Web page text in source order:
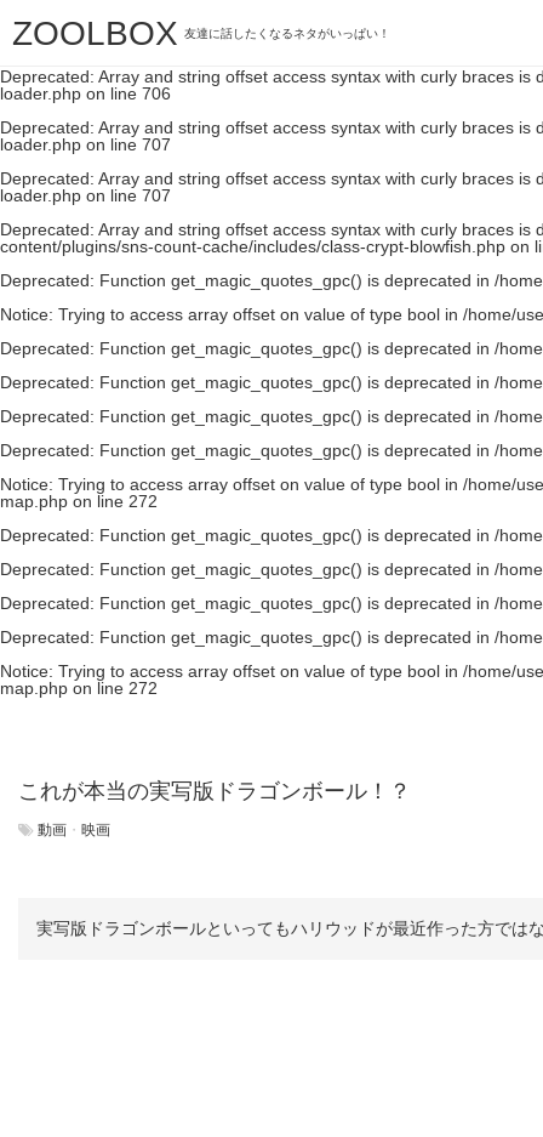
Deprecated: Array and string offset access syntax with curly braces is
loader.phpon line706
Deprecated: Array and string offset access syntax with curly braces is
loader.php on line 706
Deprecated: Array and string offset access syntax with curly braces is
loader.php on line 707
Deprecated: Array and string offset access syntax with curly braces is
loader.php on line 707
Deprecated: Array and string offset access syntax with curly braces is
content/plugins/sns-count-cache/includes/class-crypt-blowfish.php on
Deprecated: Function get_magic_quotes_gpc() is deprecated in /
Notice: Trying to access array offset on value of type bool in /home/
Deprecated: Function get_magic_quotes_gpc() is deprecated in /
Deprecated: Function get_magic_quotes_gpc() is deprecated in /
Deprecated: Function get_magic_quotes_gpc() is deprecated in /
Deprecated: Function get_magic_quotes_gpc() is deprecated in /
Notice: Trying to access array offset on value of type bool in /home/
map.php on line 272
Deprecated: Function get_magic_quotes_gpc() is deprecated in /
Deprecated: Function get_magic_quotes_gpc() is deprecated in /
Deprecated: Function get_magic_quotes_gpc() is deprecated in /
Deprecated: Function get_magic_quotes_gpc() is deprecated in /
Notice: Trying to access array offset on value of type bool in /home/
map.php on line 272
ZOOLBOX 友達に話したくなるネタがいっぱい！
これが本当の実写版ドラゴンボール！？
動画 ・ 映画
実写版ドラゴンボールといってもハリウッドが最近作った方では